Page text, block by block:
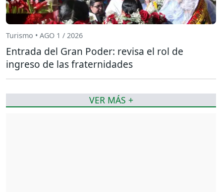
Turismo • AGO 1 / 2026
Entrada del Gran Poder: revisa el rol de
ingreso de las fraternidades
VER MÁS +